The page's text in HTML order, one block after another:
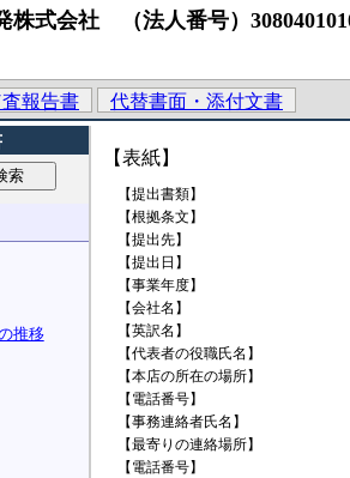
株式会社 （法人番号）
査報告書
代替書面・添付文書